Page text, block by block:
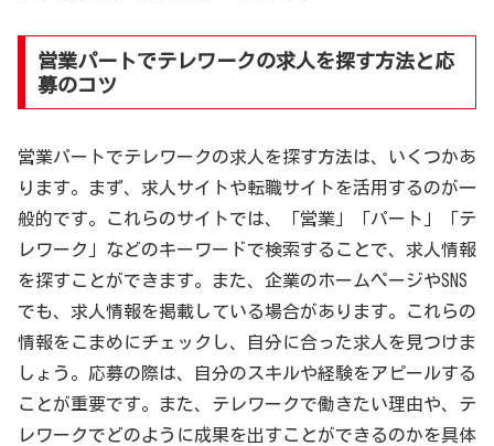
営業パートでテレワークの求人を探す方法と応
募のコツ
営業パートでテレワークの求人を探す方法は、いくつかあ
ります。まず、求人サイトや転職サイトを活用するのが一
般的です。これらのサイトでは、「営業」「パート」「テ
レワーク」などのキーワードで検索することで、求人情報
を探すことができます。また、企業のホームページやSNS
でも、求人情報を掲載している場合があります。これらの
情報をこまめにチェックし、自分に合った求人を見つけま
しょう。応募の際は、自分のスキルや経験をアピールする
ことが重要です。また、テレワークで働きたい理由や、テ
レワークでどのように成果を出すことができるのかを具体